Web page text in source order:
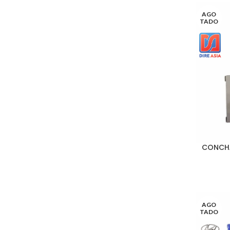
AGO
TADO
LEER MÁS
AGO
TADO